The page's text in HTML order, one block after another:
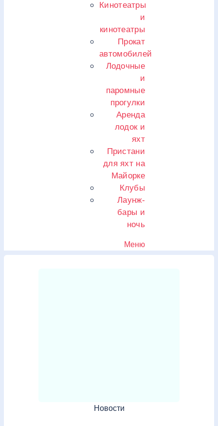
Кинотеатры
и
кинотеатры
Прокат
автомобилей
Лодочные
и
паромные
прогулки
Аренда
лодок и
яхт
Пристани
для яхт на
Майорке
Клубы
Лаунж-
бары и
ночь
Меню
Новости